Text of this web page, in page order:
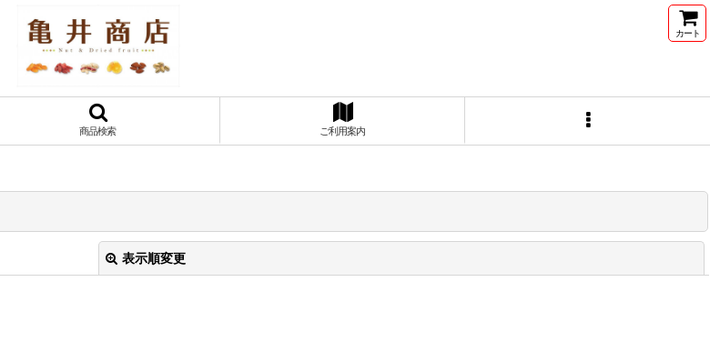
カート
商品検索 ご利用案内
表示順変更